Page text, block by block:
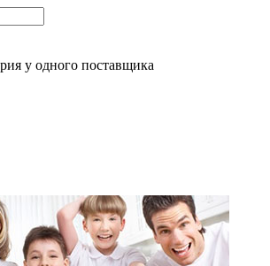
у одного поставщика